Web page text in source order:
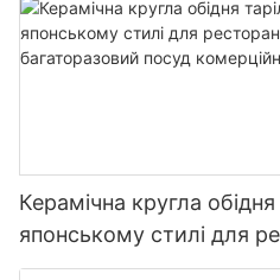
Керамічна кругла
японському стилі для
термостійкий